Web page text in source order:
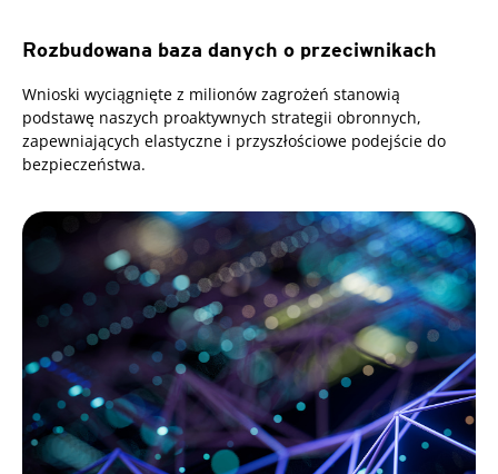
Rozbudowana baza danych o przeciwnikach
Wnioski wyciągnięte z milionów zagrożeń stanowią
podstawę naszych proaktywnych strategii obronnych,
zapewniających elastyczne i przyszłościowe podejście do
bezpieczeństwa.